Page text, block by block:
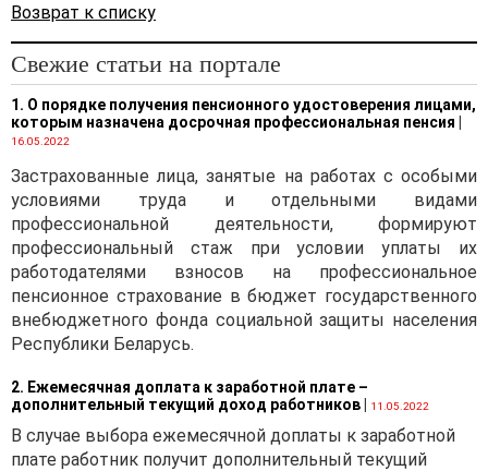
Возврат к списку
Свежие статьи на портале
1. О порядке получения пенсионного удостоверения лицами,
которым назначена досрочная профессиональная пенсия |
16.05.2022
Застрахованные лица, занятые на работах с особыми
условиями труда и отдельными видами
профессиональной деятельности, формируют
профессиональный стаж при условии уплаты их
работодателями взносов на профессиональное
пенсионное страхование в бюджет государственного
внебюджетного фонда социальной защиты населения
Республики Беларусь.
2. Ежемесячная доплата к заработной плате –
дополнительный текущий доход работников| 11.05.2022
В случае выбора ежемесячной доплаты к заработной
плате работник получит дополнительный текущий